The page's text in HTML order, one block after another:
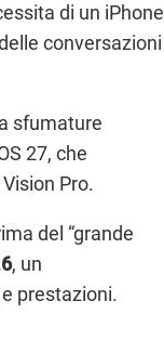
di un iPhone
conversazioni
sfumature
27, che
Pro.
del “grande
, un
prestazioni.